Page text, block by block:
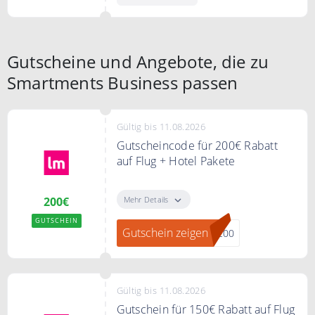
Mannheim, München, Wien oder
Gutscheine und Angebote, die zu
Smartments Business passen
200€
GUTSCHEIN
Gültig bis 11.08.2026
Gutscheincode für 200€ Rabatt
auf Flug + Hotel Pakete
Gutscheincode 200€ Rabatt auf
Bedingungen
August.
Mehr Details
Gutschein zeigen R200
Gültig bis 11.08.2026
Gutschein für 150€ Rabatt auf Flug